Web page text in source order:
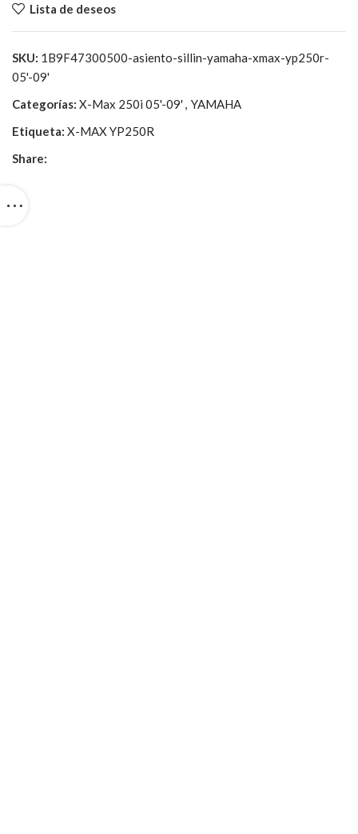
Lista de deseos
SKU: 1B9F47300500-asiento-sillin-yamaha-xmax-yp250r-
05'-09'
Categorías: X-Max 250i 05'-09' , YAMAHA
Etiqueta: X-MAX YP250R
Share: